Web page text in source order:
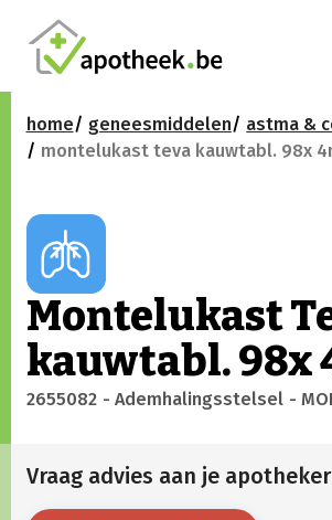
home geneesmiddelen
astma &
montelukast teva kauwtabl. 98x
Montelukast
kauwtabl. 98x
2655082 - Ademhalingsstelsel -
Vraag advies aan je apotheker